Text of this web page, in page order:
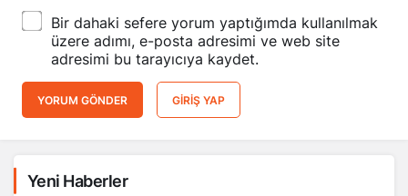
Bir dahaki sefere yorum yaptığımda kullanılmak
üzere adımı, e-posta adresimi ve web site
adresimi bu tarayıcıya kaydet.
YORUM GÖNDER GIRIŞ YAP
Yeni Haberler